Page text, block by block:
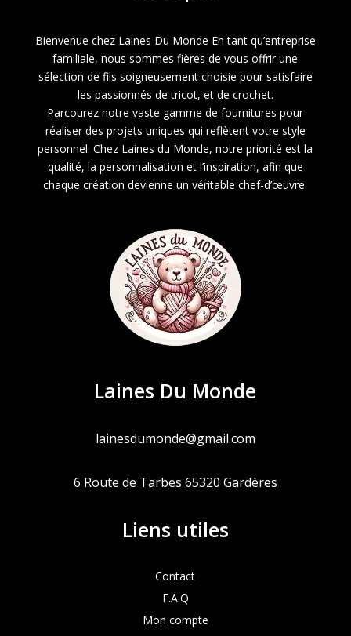
Bienvenue chez Laines Du Monde En tant qu’entreprise
familiale, nous sommes fières de vous offrir une
sélection de fils soigneusement choisie pour satisfaire
les passionnés de tricot, et de crochet.
Parcourez notre vaste gamme de fournitures pour
réaliser des projets uniques qui reflètent votre style
personnel. Chez Laines du Monde, notre priorité est la
qualité, la personnalisation et l’inspiration, afin que
chaque création devienne un véritable chef-d’œuvre.
Laines Du Monde
lainesdumonde@gmail.com
6 Route de Tarbes 65320 Gardères
Liens utiles
Contact
F.A.Q
Mon compte